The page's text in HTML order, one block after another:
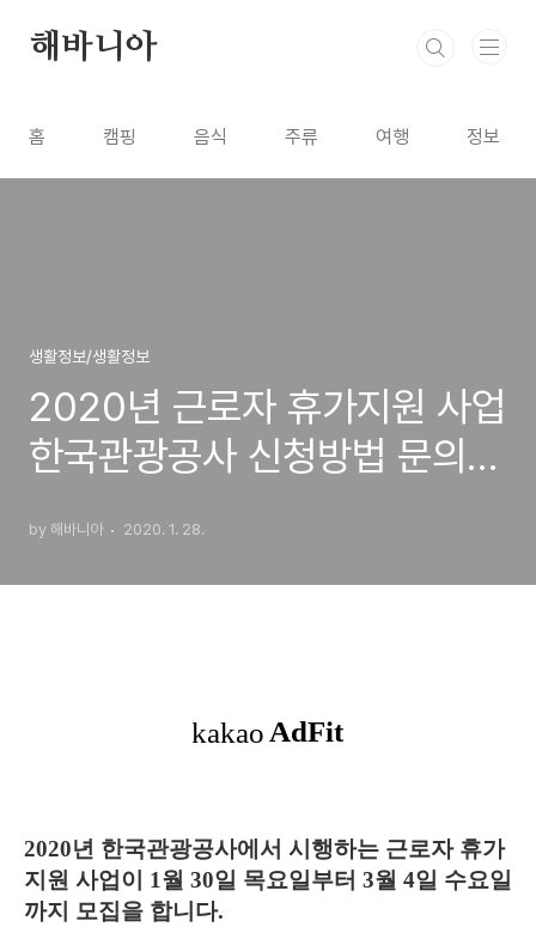
해바니아
홈 캠핑 음식 주류 여행 정보
생활정보/생활정보
2020년 근로자 휴가지원 사업
한국관광공사 신청방법 문의
by 해바니아 2020. 1. 28.
2020년 한국관광공사에서 시행하는 근로자 휴가
지원 사업이 1월 30일 목요일부터 3월 4일 수요일
까지 모집을 합니다.